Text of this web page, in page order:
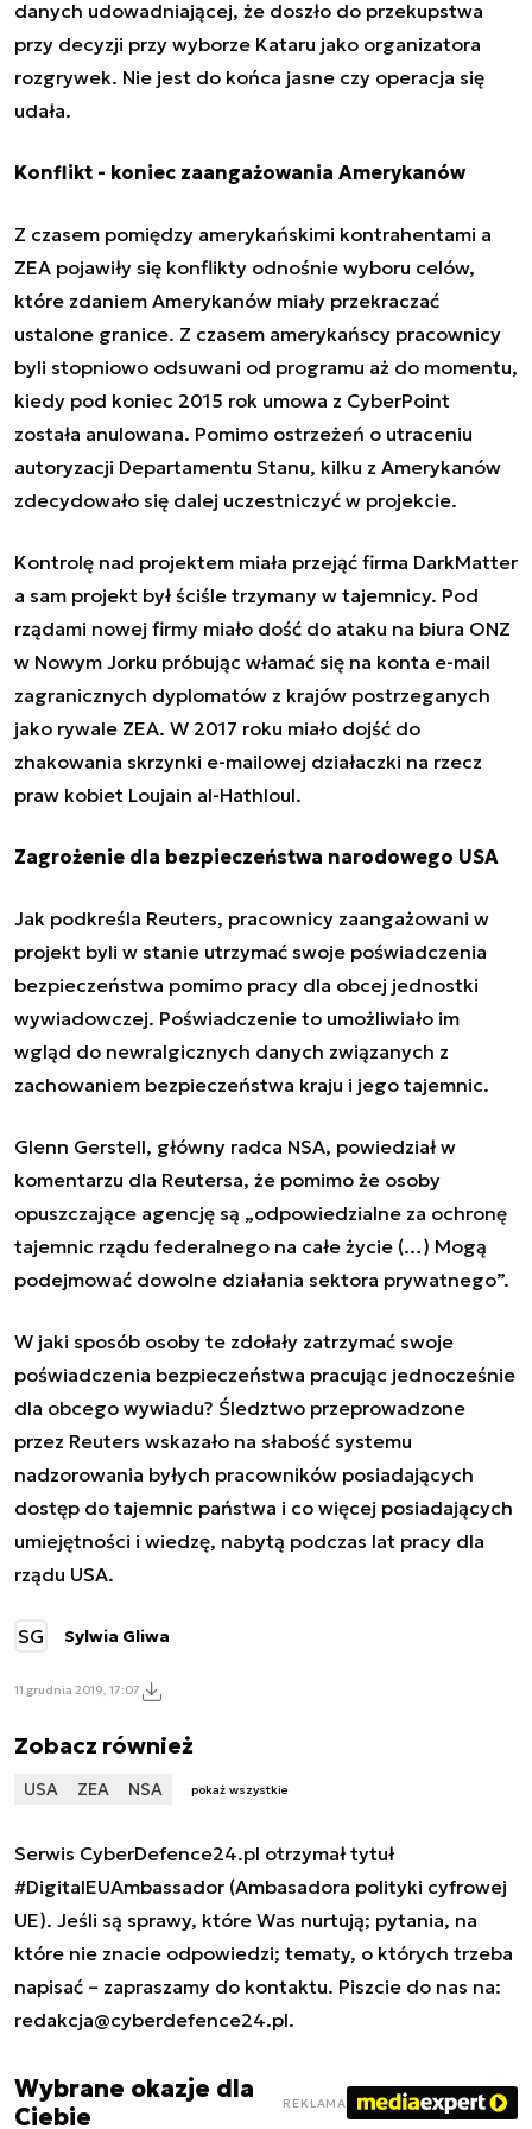
danych udowadniającej, że doszło do przekupstwa
przy decyzji przy wyborze Kataru jako organizatora
rozgrywek. Nie jest do końca jasne czy operacja się
udała.
Konflikt - koniec zaangażowania Amerykanów
Z czasem pomiędzy amerykańskimi kontrahentami a
ZEA pojawiły się konflikty odnośnie wyboru celów,
które zdaniem Amerykanów miały przekraczać
ustalone granice. Z czasem amerykańscy pracownicy
byli stopniowo odsuwani od programu aż do momentu,
kiedy pod koniec 2015 rok umowa z CyberPoint
została anulowana. Pomimo ostrzeżeń o utraceniu
autoryzacji Departamentu Stanu, kilku z Amerykanów
zdecydowało się dalej uczestniczyć w projekcie.
Kontrolę nad projektem miała przejąć firma DarkMatter
a sam projekt był ściśle trzymany w tajemnicy. Pod
rządami nowej firmy miało dość do ataku na biura ONZ
w Nowym Jorku próbując włamać się na konta e-mail
zagranicznych dyplomatów z krajów postrzeganych
jako rywale ZEA. W 2017 roku miało dojść do
zhakowania skrzynki e-mailowej działaczki na rzecz
praw kobiet Loujain al-Hathloul.
Zagrożenie dla bezpieczeństwa narodowego USA
Jak podkreśla Reuters, pracownicy zaangażowani w
projekt byli w stanie utrzymać swoje poświadczenia
bezpieczeństwa pomimo pracy dla obcej jednostki
wywiadowczej. Poświadczenie to umożliwiało im
wgląd do newralgicznych danych związanych z
zachowaniem bezpieczeństwa kraju i jego tajemnic.
Glenn Gerstell, główny radca NSA, powiedział w
komentarzu dla Reutersa, że pomimo że osoby
opuszczające agencję są „odpowiedzialne za ochronę
tajemnic rządu federalnego na całe życie (…) Mogą
podejmować dowolne działania sektora prywatnego”.
W jaki sposób osoby te zdołały zatrzymać swoje
poświadczenia bezpieczeństwa pracując jednocześnie
dla obcego wywiadu? Śledztwo przeprowadzone
przez Reuters wskazało na słabość systemu
nadzorowania byłych pracowników posiadających
dostęp do tajemnic państwa i co więcej posiadających
umiejętności i wiedzę, nabytą podczas lat pracy dla
rządu USA.
SG Sylwia Gliwa
11 grudnia 2019, 17:07
Zobacz również
USA ZEA NSA pokaż wszystkie
Serwis CyberDefence24.pl otrzymał tytuł
#DigitalEUAmbassador (Ambasadora polityki cyfrowej
UE). Jeśli są sprawy, które Was nurtują; pytania, na
które nie znacie odpowiedzi; tematy, o których trzeba
napisać – zapraszamy do kontaktu. Piszcie do nas na:
redakcja@cyberdefence24.pl.
Wybrane okazje dla
Ciebie
REKLAMA